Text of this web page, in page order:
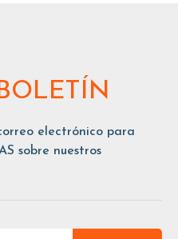
electrónico para
sobre nuestros